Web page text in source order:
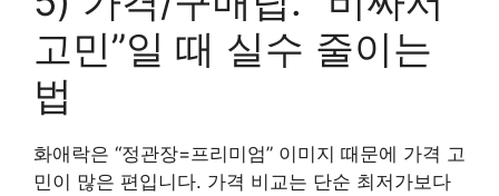
고민”일 때 실수 줄이는
법
화애락은 “정관장=프리미엄” 이미지 때문에 가격 고
민이 많은 편입니다. 가격 비교는 단순 최저가보다